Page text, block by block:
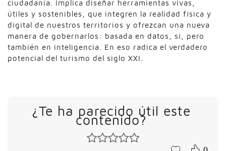
ciudadanía. Implica diseñar herramientas vivas,
útiles y sostenibles, que integren la realidad física y
digital de nuestros territorios y ofrezcan una nueva
manera de gobernarlos: basada en datos, sí, pero
también en inteligencia. En eso radica el verdadero
potencial del turismo del siglo XXI.
¿Te ha parecido útil este
contenido?